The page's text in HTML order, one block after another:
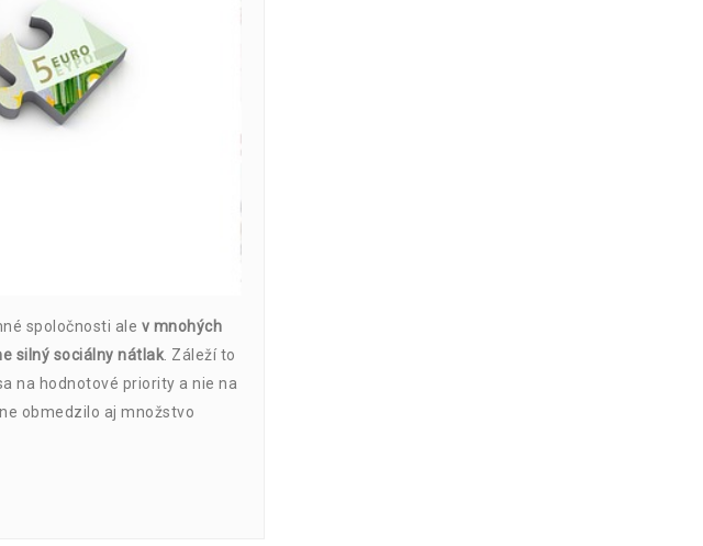
spoločnosti ale v mnohých
silný sociálny nátlak . Záleží to
na hodnotové priority a nie na
obmedzilo aj množstvo